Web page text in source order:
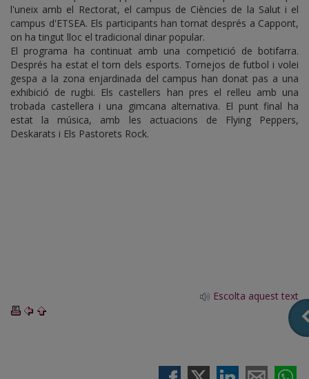
l'uneix amb el Rectorat, el campus de Ciències de la Salut i el
campus d'ETSEA. Els participants han tornat després a Cappont,
on ha tingut lloc el tradicional dinar popular.
El programa ha continuat amb una competició de botifarra.
Després ha estat el torn dels esports. Tornejos de futbol i volei
gespa a la zona enjardinada del campus han donat pas a una
exhibició de rugbi. Els castellers han pres el relleu amb una
trobada castellera i una gimcana alternativa. El punt final ha
estat la música, amb les actuacions de Flying Peppers,
Deskarats i Els Pastorets Rock.
Escolta aquest text